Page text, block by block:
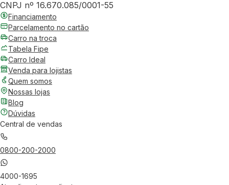
CNPJ nº 16.670.085/0001-55
Financiamento
Parcelamento no cartão
Carro na troca
Tabela Fipe
Carro Ideal
Venda para lojistas
Quem somos
Nossas lojas
Blog
Dúvidas
Central de vendas
0800-200-2000
4000-1695